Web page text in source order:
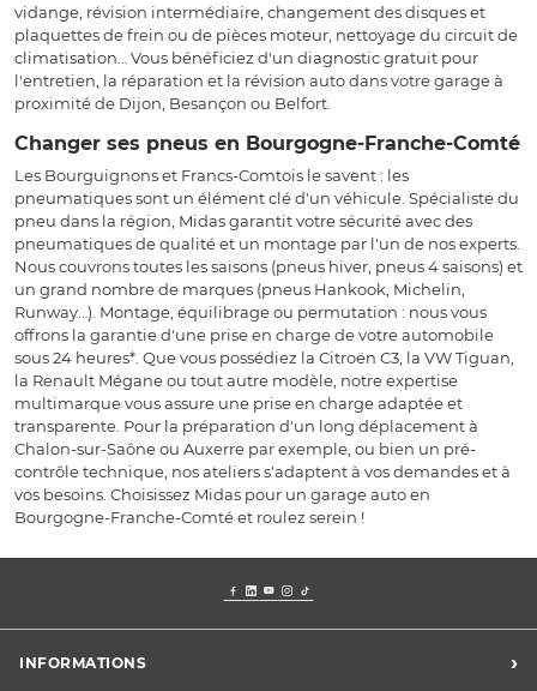
vidange, révision intermédiaire, changement des disques et
plaquettes de frein ou de pièces moteur, nettoyage du circuit de
climatisation… Vous bénéficiez d'un diagnostic gratuit pour
l'entretien, la réparation et la révision auto dans votre garage à
proximité de Dijon, Besançon ou Belfort.
Changer ses pneus en Bourgogne-Franche-Comté
Les Bourguignons et Francs-Comtois le savent : les
pneumatiques sont un élément clé d'un véhicule. Spécialiste du
pneu dans la région, Midas garantit votre sécurité avec des
pneumatiques de qualité et un montage par l'un de nos experts.
Nous couvrons toutes les saisons (pneus hiver, pneus 4 saisons) et
un grand nombre de marques (pneus Hankook, Michelin,
Runway…). Montage, équilibrage ou permutation : nous vous
offrons la garantie d'une prise en charge de votre automobile
sous 24 heures*. Que vous possédiez la Citroën C3, la VW Tiguan,
la Renault Mégane ou tout autre modèle, notre expertise
multimarque vous assure une prise en charge adaptée et
transparente. Pour la préparation d'un long déplacement à
Chalon-sur-Saône ou Auxerre par exemple, ou bien un pré-
contrôle technique, nos ateliers s'adaptent à vos demandes et à
vos besoins. Choisissez Midas pour un garage auto en
Bourgogne-Franche-Comté et roulez serein !
INFORMATIONS ›